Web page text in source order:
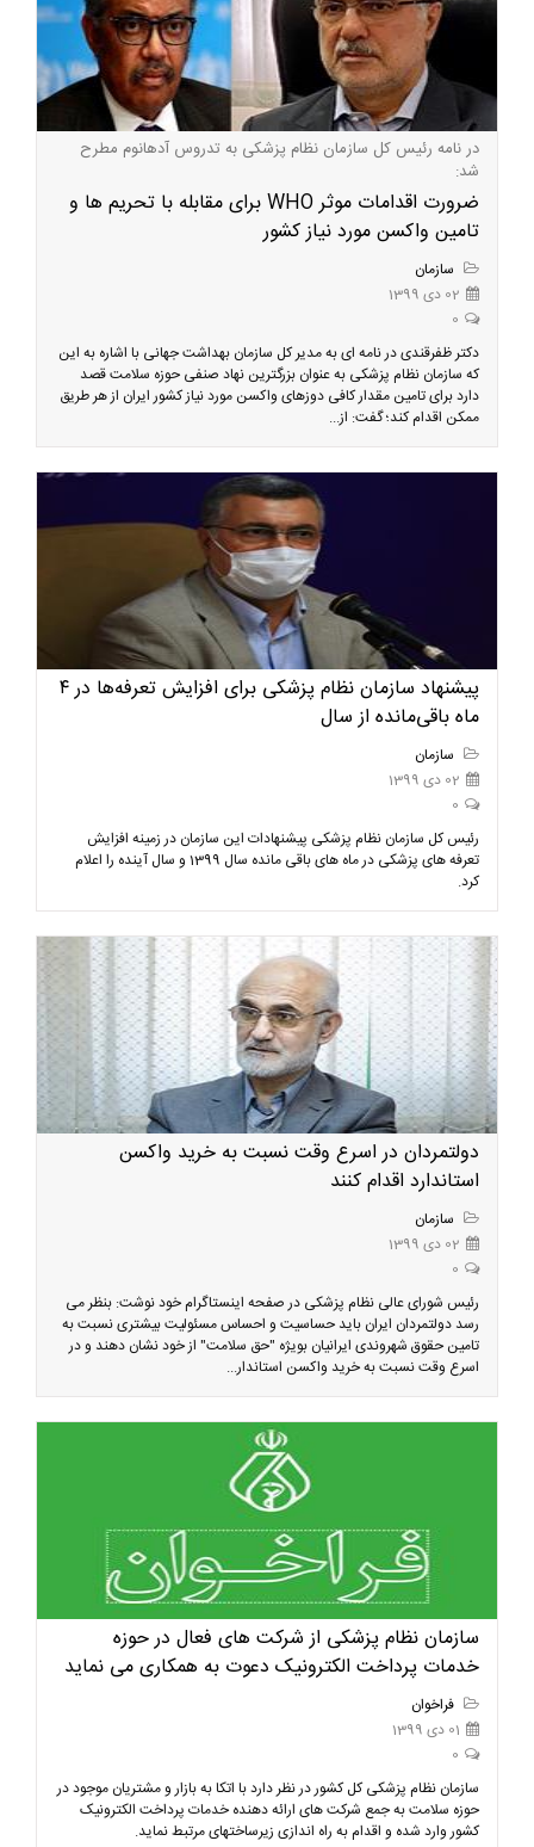
در نامه رئیس کل سازمان نظام پزشکی به تدروس آدهانوم مطرح
شد:
ضرورت اقدامات موثر WHO برای مقابله با تحریم ها و
تامین واکسن مورد نیاز کشور
سازمان
02 دی 1399
0
دکتر ظفرقندی در نامه ای به مدیر کل سازمان بهداشت جهانی با اشاره به این
که سازمان نظام پزشکی به عنوان بزرگترین نهاد صنفی حوزه سلامت قصد
دارد برای تامین مقدار کافی دوزهای واکسن مورد نیاز کشور ایران از هر طریق
ممکن اقدام کند؛ گفت: از...
پیشنهاد سازمان نظام پزشکی برای افزایش تعرفه‌ها در ۴
ماه باقی‌مانده از سال
سازمان
02 دی 1399
0
رئیس کل سازمان نظام پزشکی پیشنهادات این سازمان در زمینه افزایش
تعرفه های پزشکی در ماه های باقی مانده سال 1399 و سال آینده را اعلام
کرد.
دولتمردان در اسرع وقت نسبت به خرید واکسن
استاندارد اقدام کنند
سازمان
02 دی 1399
0
رئیس شورای عالی نظام پزشکی در صفحه اینستاگرام خود نوشت: بنظر می
رسد دولتمردان ایران باید حساسیت و احساس مسئولیت بیشتری نسبت به
تامین حقوق شهروندی ایرانیان بویژه "حق سلامت" از خود نشان دهند و در
اسرع وقت نسبت به خرید واکسن استاندار...
سازمان نظام پزشکی از شرکت های فعال در حوزه
خدمات پرداخت الکترونیک دعوت به همکاری می نماید
فراخوان
01 دی 1399
0
سازمان نظام پزشکی کل کشور در نظر دارد با اتکا به بازار و مشتریان موجود در
حوزه سلامت به جمع شرکت های ارائه دهنده خدمات پرداخت الکترونیک
کشور وارد شده و اقدام به راه اندازی زیرساختهای مرتبط نماید.